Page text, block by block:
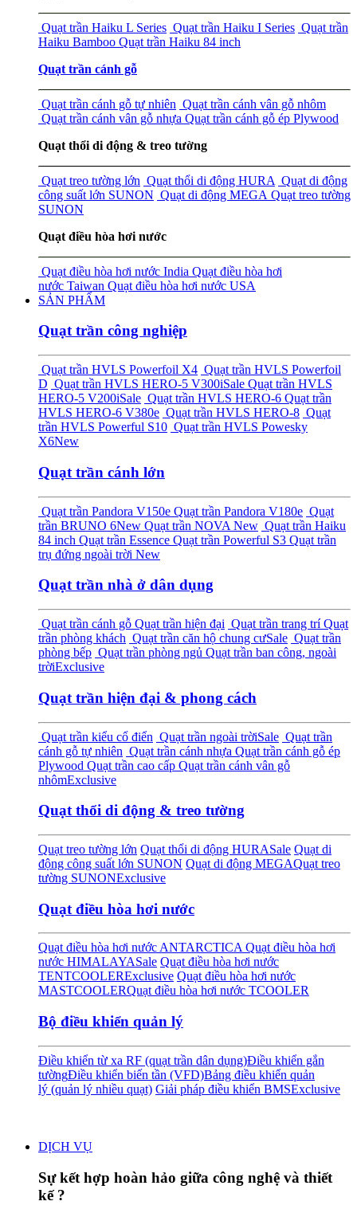
Quạt trần Haiku L Series Quạt trần Haiku I Series Quạt trần
Haiku Bamboo Quạt trần Haiku 84 inch
Quạt trần cánh gỗ
Quạt trần cánh gỗ tự nhiên Quạt trần cánh vân gỗ nhôm
Quạt trần cánh vân gỗ nhựa Quạt trần cánh gỗ ép Plywood
Quạt thổi di động & treo tường
Quạt treo tường lớn Quạt thổi di động HURA Quạt di động
công suất lớn SUNON Quạt di động MEGA Quạt treo tường
SUNON
Quạt điều hòa hơi nước
Quạt điều hòa hơi nước India Quạt điều hòa hơi
nước Taiwan Quạt điều hòa hơi nước USA
SẢN PHẨM
Quạt trần công nghiệp
Quạt trần HVLS Powerfoil X4 Quạt trần HVLS Powerfoil
D Quạt trần HVLS HERO-5 V300iSale Quạt trần HVLS
HERO-5 V200iSale Quạt trần HVLS HERO-6 Quạt trần
HVLS HERO-6 V380e Quạt trần HVLS HERO-8 Quạt
trần HVLS Powerful S10 Quạt trần HVLS Powesky
X6New
Quạt trần cánh lớn
Quạt trần Pandora V150e Quạt trần Pandora V180e Quạt
trần BRUNO 6New Quạt trần NOVA New Quạt trần Haiku
84 inch Quạt trần Essence Quạt trần Powerful S3 Quạt trần
trụ đứng ngoài trời New
Quạt trần nhà ở dân dụng
Quạt trần cánh gỗ Quạt trần hiện đại Quạt trần trang tríQuạt
trần phòng khách Quạt trần căn hộ chung cưSale Quạt trần
phòng bếp Quạt trần phòng ngủ Quạt trần ban công, ngoài
trờiExclusive
Quạt trần hiện đại & phong cách
Quạt trần kiểu cổ điển Quạt trần ngoài trờiSale Quạt trần
cánh gỗ tự nhiên Quạt trần cánh nhựa Quạt trần cánh gỗ ép
Plywood Quạt trần cao cấp Quạt trần cánh vân gỗ
nhômExclusive
Quạt thổi di động & treo tường
Quạt treo tường lớn Quạt thổi di động HURASale Quạt di
động công suất lớn SUNON Quạt di động MEGAQuạt treo
tường SUNONExclusive
Quạt điều hòa hơi nước
Quạt điều hòa hơi nước ANTARCTICA Quạt điều hòa hơi
nước HIMALAYASale Quạt điều hòa hơi nước
TENTCOOLERExclusive Quạt điều hòa hơi nước
MASTCOOLERQuạt điều hòa hơi nước TCOOLER
Bộ điều khiển quản lý
Điều khiển từ xa RF (quạt trần dân dụng)Điều khiển gắn
tườngĐiều khiển biến tần (VFD)Bảng điều khiển quản
lý (quản lý nhiều quạt) Giải pháp điều khiển BMSExclusive
DỊCH VỤ
Sự kết hợp hoàn hảo giữa công nghệ và thiết
kế ?